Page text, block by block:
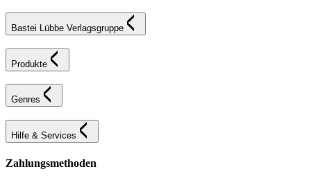
Bastei Lübbe Verlagsgruppe
Produkte
Genres
Hilfe & Services
Zahlungsmethoden